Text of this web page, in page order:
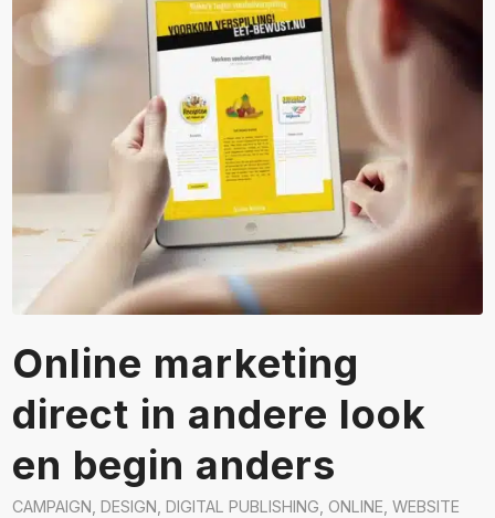
Online marketing
direct in andere look
en begin anders
CAMPAIGN ,DESIGN ,DIGITAL PUBLISHING ONLINE ,WEBSITE